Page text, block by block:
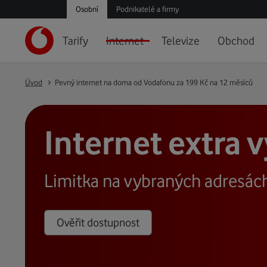
Osobní Podnikatelé a firmy
Tarify Internet Televize Obchod
Úvod Pevný internet na doma od Vodafonu za 199 Kč na 12 měsíců
Internet extra
Limitka na vybraných
Ověřit dostupnost